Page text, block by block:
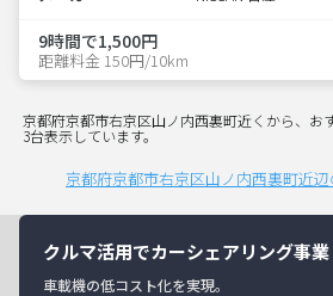
9時間で1,500円
距離料金 150円/10km
京都府京都市右京区山ノ内西裏町近くから、お
3台表示しています。
京都府京都市右京区山ノ内西裏町近
クルマ活用でカーシェアリング事業
車載機の低コスト化を実現。